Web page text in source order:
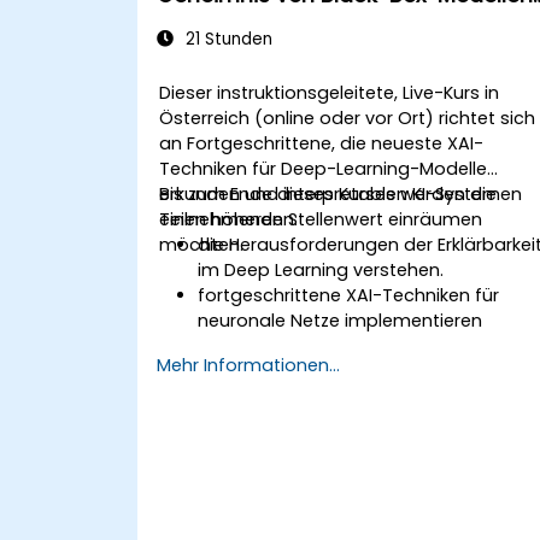
21 Stunden
Dieser instruktionsgeleitete, Live-Kurs in
Österreich (online oder vor Ort) richtet sich
an Fortgeschrittene, die neueste XAI-
Techniken für Deep-Learning-Modelle
erkunden und interpretablen KI-Systemen
einen höheren Stellenwert einräumen
möchten.
Bis zum Ende dieses Kurses werden die
Teilnehmenden:
die Herausforderungen der Erklärbarkeit
im Deep Learning verstehen.
fortgeschrittene XAI-Techniken für
neuronale Netze implementieren
Entscheidungen von Deep-Learning-
Mehr Informationen...